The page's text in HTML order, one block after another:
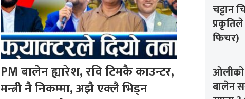
PM बालेन ह्यारेश, रवि टिमकै काउन्टर,
मन्त्री नै निकम्मा, अझै एक्लै भिड्न
चट्टान
फिचर)
ओलीको
बालेन